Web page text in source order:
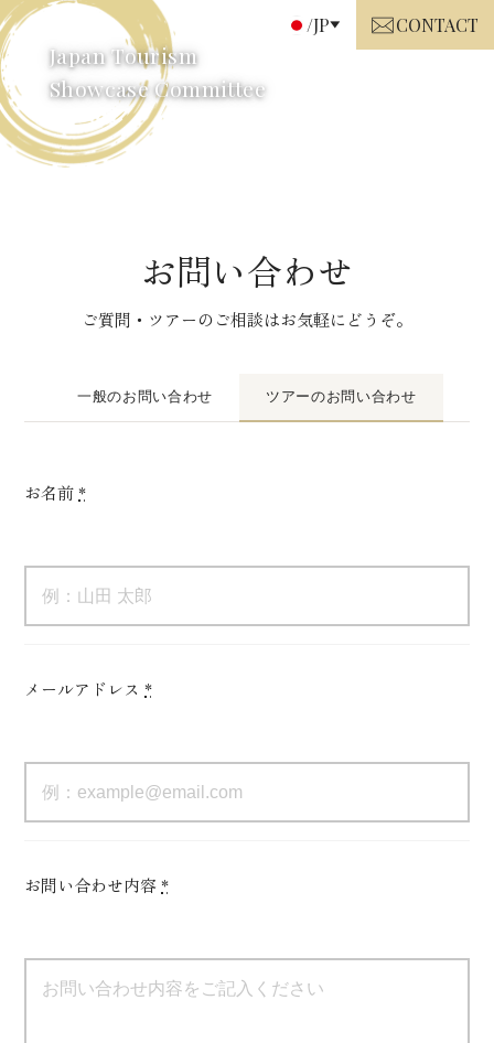
Japan Tourism
Showcase Committee
/JP CONTACT
お問い合わせ
ご質問・ツアーのご相談はお気軽にどうぞ。
一般のお問い合わせ ツアーのお問い合わせ
お名前 *
メールアドレス *
お問い合わせ内容 *